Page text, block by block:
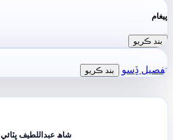
پيغام
بند ڪريو
تفصيل ڏِسو بند ڪريو
شاھ عبداللطيف ڀٽائي